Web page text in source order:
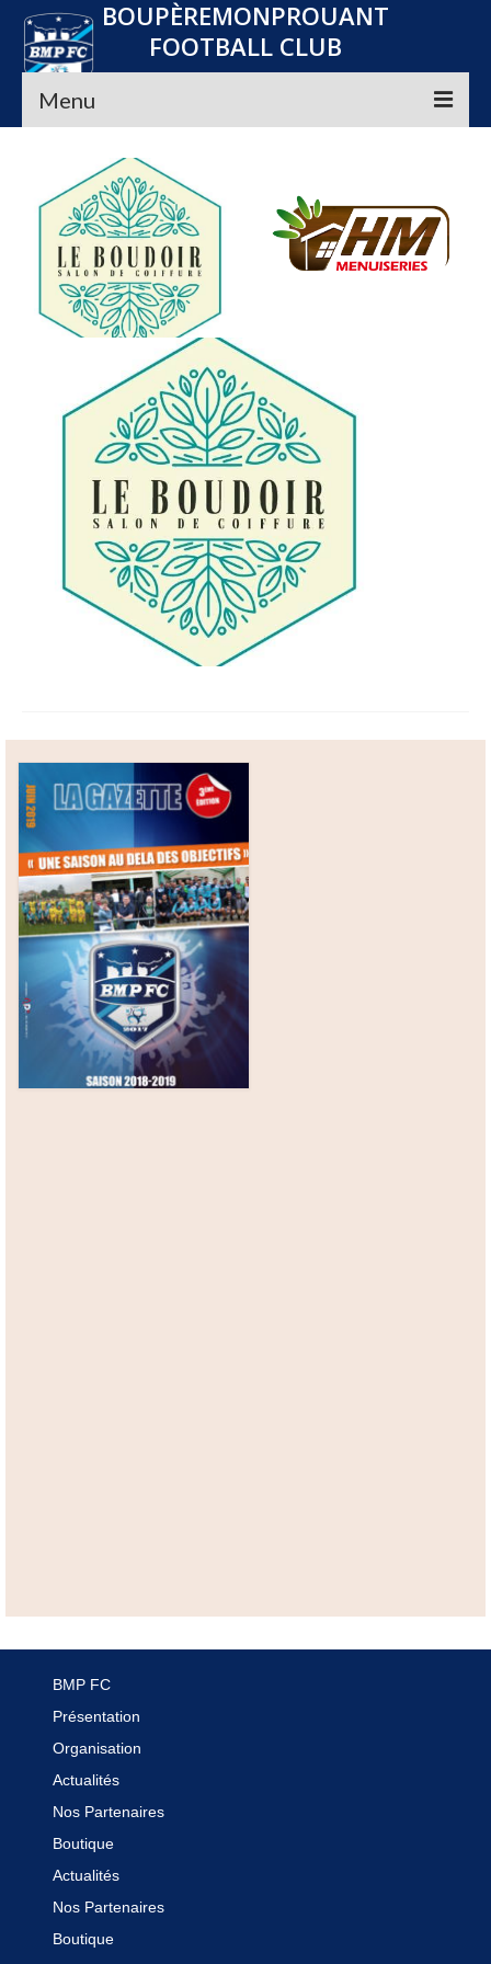
BOUPÈREMONPROUANT
FOOTBALL CLUB
Menu
Le club
Seniors
Jeunes
Convocations
Nos Partenaires
Planning
Boutique
Contact
BMP FC
Présentation
Organisation
Actualités
Nos Partenaires
Boutique
Actualités
Nos Partenaires
Boutique